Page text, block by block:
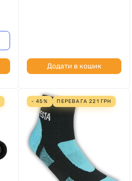
Додати в кошик
- 45% ПЕРЕВАГА221 ГРН